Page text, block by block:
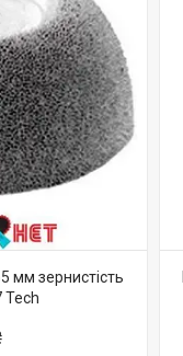
мм зернистість
Tech